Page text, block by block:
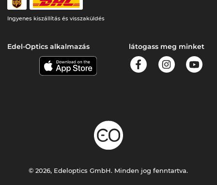
Ingyenes kiszállítás és visszaküldés
Edel-Optics alkalmazás látogass meg minket
© 2026, Edeloptics GmbH. Minden jog fenntartva.